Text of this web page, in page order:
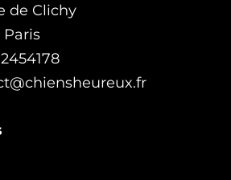
de Clichy
Paris